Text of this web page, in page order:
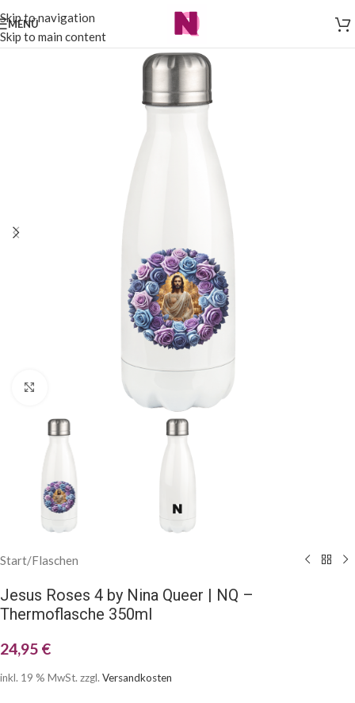
Skip to navigation
Skip to main content
MENÜ
Klick zum Vergrößern
Start/Flaschen
Jesus Roses 4 by Nina Queer | NQ –
Thermoflasche 350ml
24,95 €
inkl. 19 % MwSt. zzgl. Versandkosten